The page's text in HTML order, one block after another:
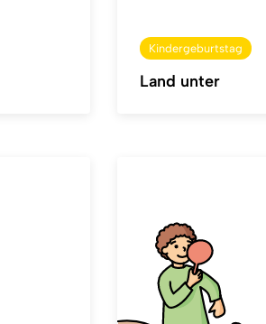
Kindergeburtstag
Land unter